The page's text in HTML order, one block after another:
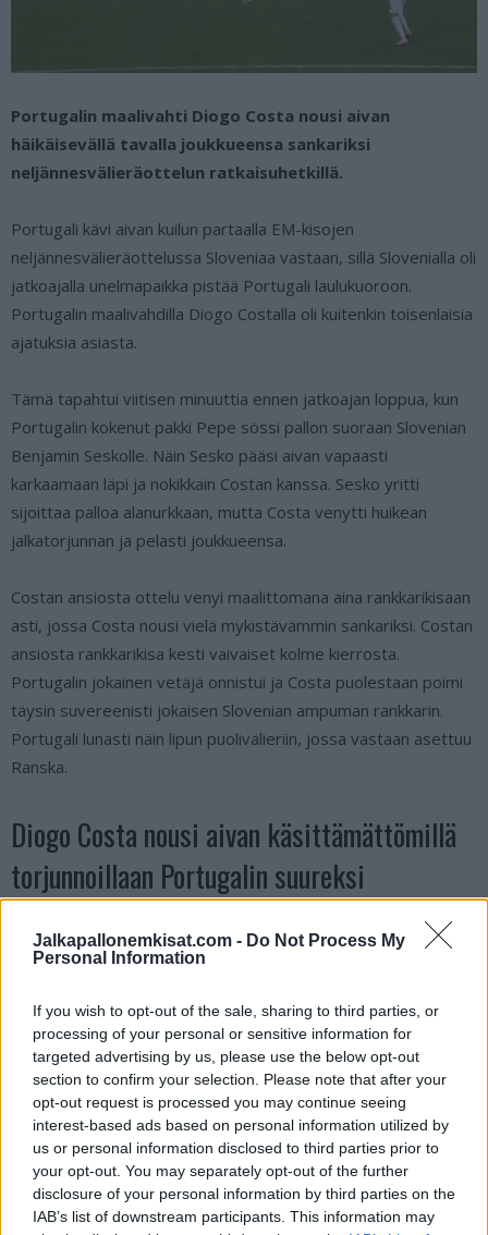
Jalkapallonemkisat.com - Do Not Process My
Personal Information
If you wish to opt-out of the sale, sharing to third parties, or
processing of your personal or sensitive information for
targeted advertising by us, please use the below opt-out
section to confirm your selection. Please note that after your
opt-out request is processed you may continue seeing
interest-based ads based on personal information utilized by
us or personal information disclosed to third parties prior to
your opt-out. You may separately opt-out of the further
disclosure of your personal information by third parties on the
IAB’s list of downstream participants. This information may
Portugalin maalivahti Diogo Costa nousi aivan
häikäisevällä tavalla joukkueensa sankariksi
neljännesvälieräottelun ratkaisuhetkillä.
Portugali kävi aivan kuilun partaalla EM-kisojen
neljännesvälieräottelussa Sloveniaa vastaan, sillä Slovenialla oli
jatkoajalla unelmapaikka pistää Portugali laulukuoroon.
Portugalin maalivahdilla Diogo Costalla oli kuitenkin toisenlaisia
ajatuksia asiasta.
Tämä tapahtui viitisen minuuttia ennen jatkoajan loppua, kun
Portugalin kokenut pakki Pepe sössi pallon suoraan Slovenian
Benjamin Seskolle. Näin Sesko pääsi aivan vapaasti
karkaamaan läpi ja nokikkain Costan kanssa. Sesko yritti
sijoittaa palloa alanurkkaan, mutta Costa venytti huikean
jalkatorjunnan ja pelasti joukkueensa.
Costan ansiosta ottelu venyi maalittomana aina rankkarikisaan
asti, jossa Costa nousi vielä mykistävämmin sankariksi. Costan
ansiosta rankkarikisa kesti vaivaiset kolme kierrosta.
Portugalin jokainen vetäjä onnistui ja Costa puolestaan poimi
täysin suvereenisti jokaisen Slovenian ampuman rankkarin.
Portugali lunasti näin lipun puolivälieriin, jossa vastaan asettuu
Ranska.
Diogo Costa nousi aivan käsittämättömillä
torjunnoillaan Portugalin suureksi
keeper. He played an absolute blinder!
pic.twitter.com/8OYUfEARSN
— Janco Tianno (@JTianno) July 1, 2024
Katso myös:Uskomaton tilanne – Cristiano Ronaldo hassasi
rankkarin ja murtui kyyneliin pelin ollessa vielä kesken